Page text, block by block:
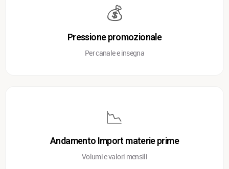
💰
Pressione promozionale
Per canale e insegna
📉
Andamento Import materie prime
Volumi e valori mensili